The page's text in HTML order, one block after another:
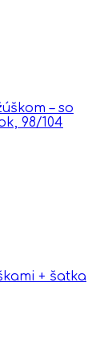
– so
98/104
+ šatka